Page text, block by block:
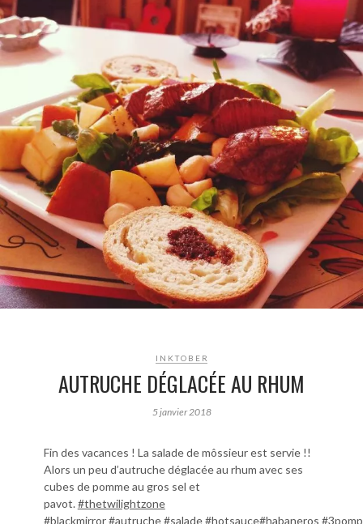
INKTOBER
AUTRUCHE DÉGLACÉE AU RHUM
5 janvier 2018
Fin des vacances ! La salade de môssieur est servie !!
Alors un peu d’autruche déglacée au rhum avec ses
cubes de pomme au gros sel et
pavot.#thetwilightzone
#blackmirror#autruche#salade#hotsauce#habaneros